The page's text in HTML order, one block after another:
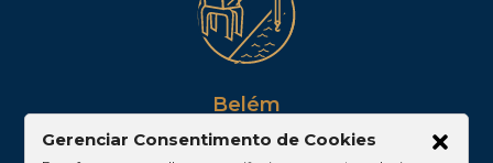
Belém
Av. Visconde de Souza Franco, 05, Sala 2102 –
Gerenciar Consentimento de Cookies